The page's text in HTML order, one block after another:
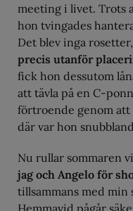
meeting i livet. Trots
hon tvingades
Det blev inga
precis utanför
fick hon dessutom
att tävla på en C-
förtroende genom att
där var hon
Nu rullar sommaren
jag och Angelo för
tillsammans med min